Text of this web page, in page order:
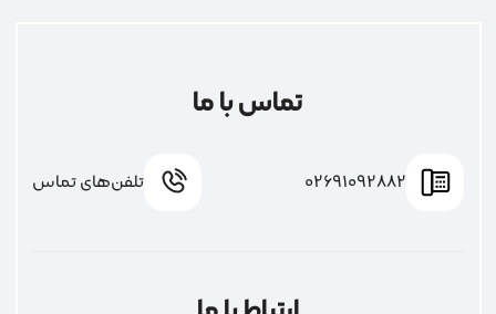
تماس با ما
02691092882 تلفن‌های تماس